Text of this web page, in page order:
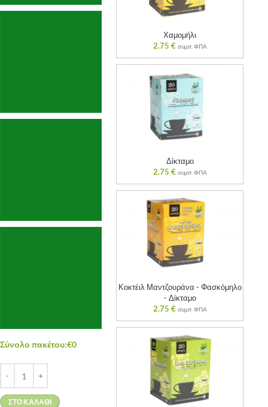
Σύνολο πακέτου:€0
ΣΤΟ ΚΑΛΆΘΙ
Χαμομήλι
2.75 € συμπ. ΦΠΑ
Δίκταμο
2.75 € συμπ. ΦΠΑ
Κοκτέιλ Μαντζουράνα - Φασκόμηλο
- Δίκταμο
2.75 € συμπ. ΦΠΑ